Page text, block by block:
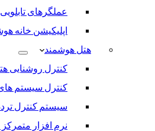
عملگرهای تابلویی
اپلیکیشن خانه
هتل هوشمند
کنترل روشنایی
کنترل سیستم
سیستم کنترل
نرم افزار